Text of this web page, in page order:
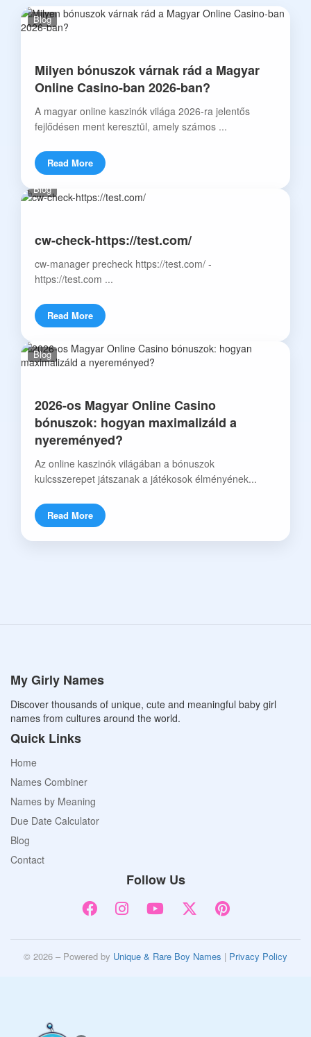
Blog
Milyen bónuszok várnak rád a Magyar
Online Casino-ban 2026-ban?
A magyar online kaszinók világa 2026-ra jelentős
fejlődésen ment keresztül, amely számos ...
Read More
Blog
cw-check-https://test.com/
cw-manager precheck https://test.com/ -
https://test.com ...
Read More
Blog
2026-os Magyar Online Casino
bónuszok: hogyan maximalizáld a
nyereményed?
Az online kaszinók világában a bónuszok
kulcsszerepet játszanak a játékosok élményének...
Read More
My Girly Names
Discover thousands of unique, cute and meaningful baby girl
names from cultures around the world.
Quick Links
Home
Names Combiner
Names by Meaning
Due Date Calculator
Blog
Contact
Follow Us
© 2026 – Powered by Unique & Rare Boy Names | Privacy Policy